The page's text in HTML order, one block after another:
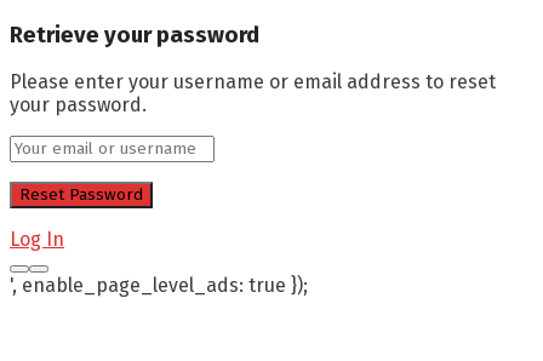
Retrieve your password
Please enter your username or email address to reset
your password.
Log In
', enable_page_level_ads: true });